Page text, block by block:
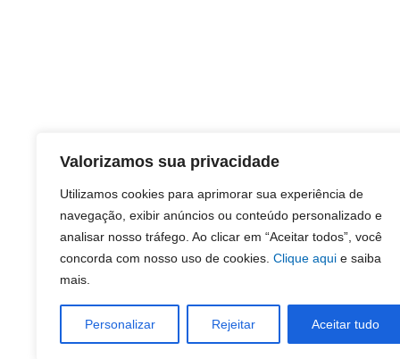
Valorizamos sua privacidade
Utilizamos cookies para aprimorar sua experiência de
navegação, exibir anúncios ou conteúdo personalizado e
analisar nosso tráfego. Ao clicar em “Aceitar todos”, você
concorda com nosso uso de cookies. Clique aqui e saiba
mais.
Personalizar Rejeitar Aceitar tudo